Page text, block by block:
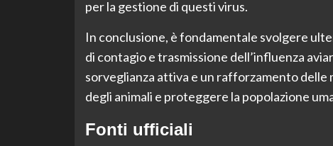
per la gestione di questi virus.
In conclusione, è fondamentale svolgere
di contagio e trasmissione dell’influenza
sorveglianza attiva e un rafforzamento delle
degli animali e proteggere la popolazione
Fonti ufficiali